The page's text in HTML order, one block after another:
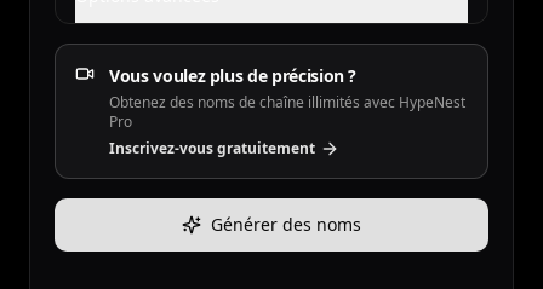
Vous voulez plus de précision ?
Obtenez des noms de chaîne illimités avec HypeNest
Pro
Inscrivez-vous gratuitement
Générer des noms